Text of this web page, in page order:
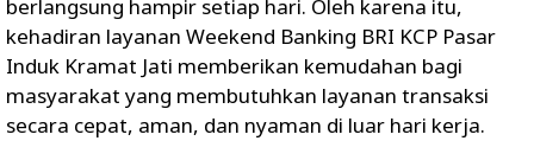
berlangsung hampir setiap hari. Oleh karena itu,
kehadiran layanan Weekend Banking BRI KCP Pasar
Induk Kramat Jati memberikan kemudahan bagi
masyarakat yang membutuhkan layanan transaksi
secara cepat, aman, dan nyaman di luar hari kerja.